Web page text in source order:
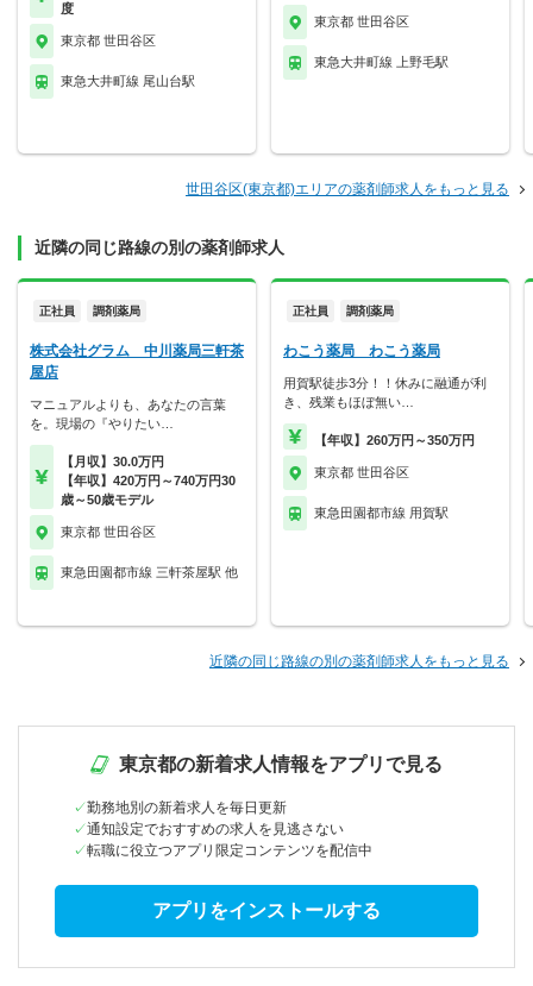
度
東京都 世田谷区
東急大井町線 尾山台駅
東京都 世田谷区
東急大井町線 上野毛駅
世田谷区(東京都)エリアの薬剤師求人をもっと見る
近隣の同じ路線の別の薬剤師求人
正社員 調剤薬局
株式会社グラム 中川薬局三軒茶
屋店
マニュアルよりも、あなたの言葉
を。現場の『やりたい…
【月収】30.0万円
【年収】420万円～740万円30
歳～50歳モデル
東京都 世田谷区
東急田園都市線 三軒茶屋駅 他
正社員 調剤薬局
わこう薬局 わこう薬局
用賀駅徒歩3分！！休みに融通が利
き、残業もほぼ無い…
【年収】260万円～350万円
東京都 世田谷区
東急田園都市線 用賀駅
近隣の同じ路線の別の薬剤師求人をもっと見る
東京都の新着求人情報をアプリで見る
勤務地別の新着求人を毎日更新
通知設定でおすすめの求人を見逃さない
転職に役立つアプリ限定コンテンツを配信中
アプリをインストールする